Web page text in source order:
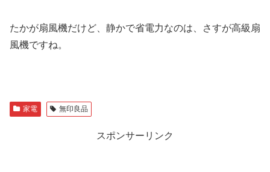
たかが扇風機だけど、静かで省電力なのは、さすが高級扇
風機ですね。
家電 無印良品
スポンサーリンク